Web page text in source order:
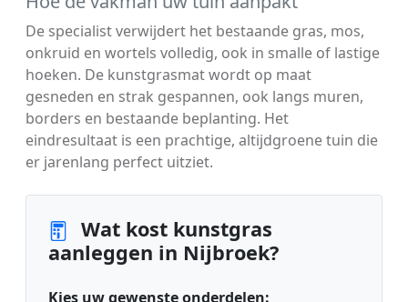
De specialist verwijdert het bestaande gras, mos,
onkruid en wortels volledig, ook in smalle of lastige
hoeken. De kunstgrasmat wordt op maat
gesneden en strak gespannen, ook langs muren,
borders en bestaande beplanting. Het
eindresultaat is een prachtige, altijdgroene tuin die
er jarenlang perfect uitziet.
Wat kost kunstgras
aanleggen in Nijbroek?
Kies uw gewenste onderdelen: